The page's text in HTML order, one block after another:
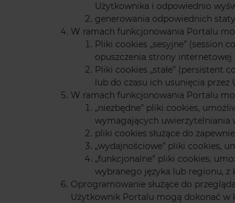
Użytkownika i odpowiednio
generowania odpowiednich
W ramach funkcjonowania Portalu
Pliki cookies „sesyjne”
opuszczenia strony
Pliki cookies „stałe” (persistent
lub do czasu ich usunięcia przez
W ramach funkcjonowania Portalu
„niezbędne” pliki cookies,
wymagających uwierzytelniania
pliki cookies służące do
„wydajnościowe” pliki cookies,
„funkcjonalne” pliki cookies,
wybranego języka lub regionu,
Oprogramowanie służące do
Użytkownik Portalu mogą dokonać w